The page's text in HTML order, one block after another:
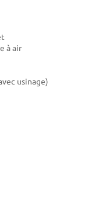
à air
usinage)